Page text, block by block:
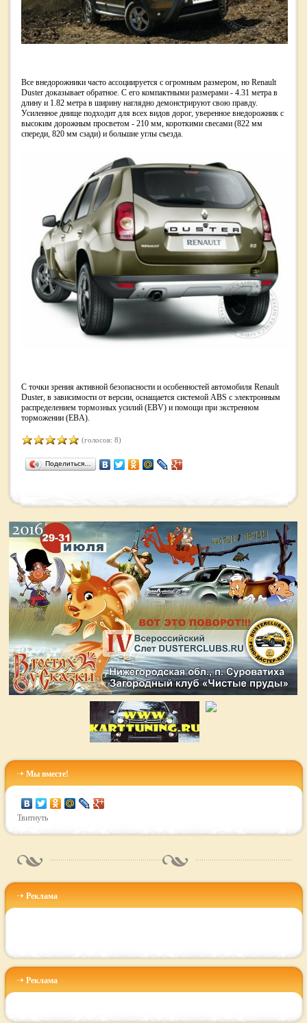
Все внедорожники часто ассоциируется с огромным размером, но Renault
Duster доказывает обратное. С его компактными размерами - 4.31 метра в
длину и 1.82 метра в ширину наглядно демонстрируют свою правду.
Усиленное днище подходит для всех видов дорог, уверенное внедорожник с
высоким дорожным просветом - 210 мм, короткими свесами (822 мм
спереди, 820 мм сзади) и большие углы съезда.
С точки зрения активной безопасности и особенностей автомобиля Renault
Duster, в зависимости от версии, оснащается системой ABS с электронным
распределением тормозных усилий (EBV) и помощи при экстренном
торможении (EBA).
(голосов: 8)
Поделиться…
Мы вместе!
Твитнуть
Реклама
Реклама